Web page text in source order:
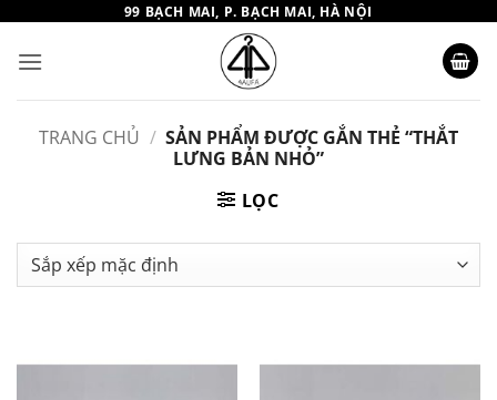
nội
dung
99 BẠCH MAI, P. BẠCH MAI, HÀ NỘI
TRANG CHỦ / SẢN PHẨM ĐƯỢC GẮN THẺ “THẮT
LƯNG BẢN NHỎ”
LỌC